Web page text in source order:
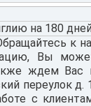
на 180
к
Вы
ждем Вас
переулок д.
с